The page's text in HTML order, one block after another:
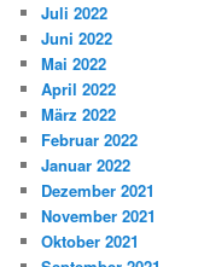
Juli 2022
Juni 2022
Mai 2022
April 2022
März 2022
Februar 2022
Januar 2022
Dezember 2021
November 2021
Oktober 2021